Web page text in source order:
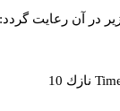
در آن رعايت گردد:
نازك 10